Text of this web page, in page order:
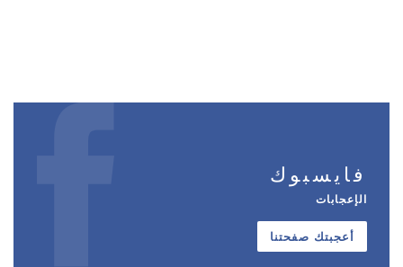
فايسبوك
الإعجابات
أعجبتك صفحتنا